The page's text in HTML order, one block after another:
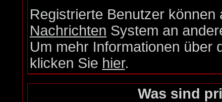
Registrierte Benutzer
Nachrichten System an
Um mehr Informationen über
klicken Sie hier.
Was sind